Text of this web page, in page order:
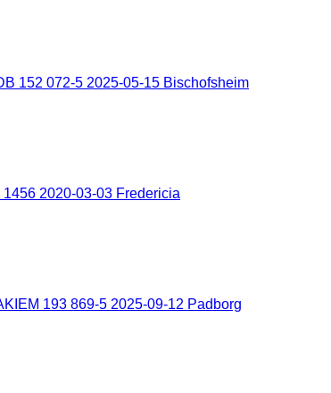
152 072-5 2025-05-15 Bischofsheim
2020-03-03 Fredericia
193 869-5 2025-09-12 Padborg